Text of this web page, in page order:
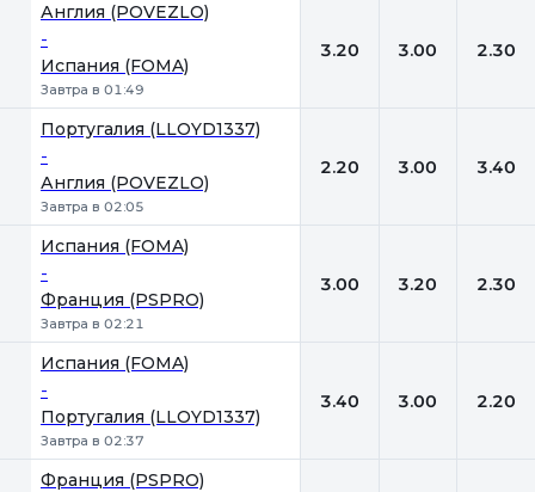
Англия (POVEZLO)
-
Испания (FOMA)
Завтра в 01:49
3.20 3.00 2.30
Португалия (LLOYD1337)
-
Англия (POVEZLO)
Завтра в 02:05
2.20 3.00 3.40
Испания (FOMA)
-
Франция (PSPRO)
Завтра в 02:21
3.00 3.20 2.30
Испания (FOMA)
-
Португалия (LLOYD1337)
Завтра в 02:37
3.40 3.00 2.20
Франция (PSPRO)